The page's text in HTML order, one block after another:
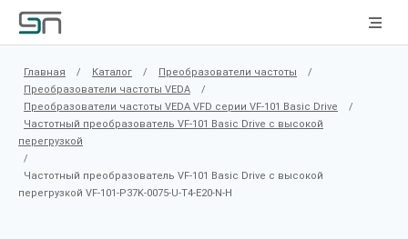
Главная / Каталог / Преобразователи частоты
/
Преобразователи частоты VEDA
/
Преобразователи частоты VEDA VFD серии VF-101 Basic Drive
/
Частотный преобразователь VF-101 Basic Drive c высокой
перегрузкой
/
Частотный преобразователь VF-101 Basic Drive c высокой
перегрузкой VF-101-P37K-0075-U-T4-E20-N-H